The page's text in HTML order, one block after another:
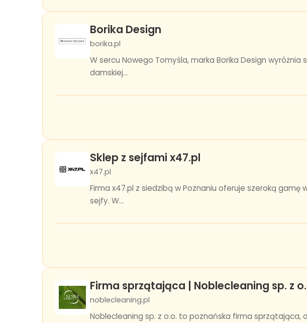
Borika Design
borika.pl
W sercu Nowego Tomyśla, marka Borika Design
damskiej...
Sklep z sejfami x47.pl
x47.pl
Firma x47.pl z siedzibą w Poznaniu oferuje szeroką
sejfy. W...
Firma sprzątająca | Noblecleaning sp. z
noblecleaning.pl
Noblecleaning sp. z o.o. to poznańska firma